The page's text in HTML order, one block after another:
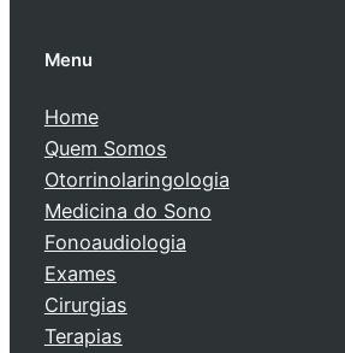
Menu
Home
Quem Somos
Otorrinolaringologia
Medicina do Sono
Fonoaudiologia
Exames
Cirurgias
Terapias